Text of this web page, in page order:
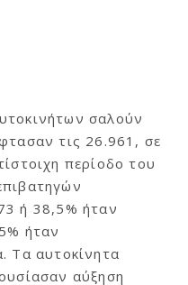
σαλούν
τις 26.961, σε
περίοδο του
ή 38,5% ήταν
ήταν
Τα αυτοκίνητα
αύξηση